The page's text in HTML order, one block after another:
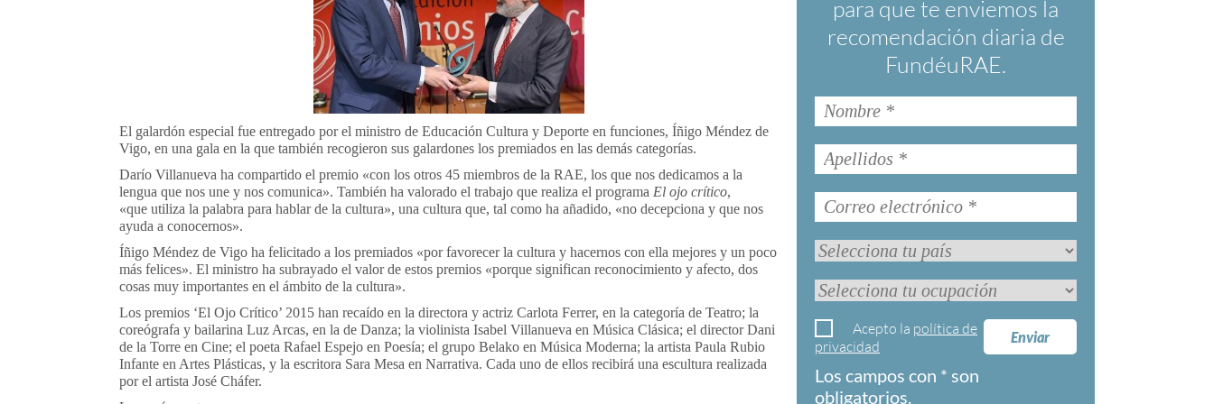
para que te enviemos la
recomendación diaria de
FundéuRAE.
Enviar
Acepto la política de
privacidad
Los campos con * son
obligatorios.
El galardón especial fue entregado por el ministro de Educación Cultura y Deporte en funciones, Íñigo Méndez de
Vigo, en una gala en la que también recogieron sus galardones los premiados en las demás categorías.
Darío Villanueva ha compartido el premio «con los otros 45 miembros de la RAE, los que nos dedicamos a la
lengua que nos une y nos comunica». También ha valorado el trabajo que realiza el programa El ojo crítico,
«que utiliza la palabra para hablar de la cultura», una cultura que, tal como ha añadido, «no decepciona y que nos
ayuda a conocernos».
Íñigo Méndez de Vigo ha felicitado a los premiados «por favorecer la cultura y hacernos con ella mejores y un poco
más felices». El ministro ha subrayado el valor de estos premios «porque significan reconocimiento y afecto, dos
cosas muy importantes en el ámbito de la cultura».
Los premios ‘El Ojo Crítico’ 2015 han recaído en la directora y actriz Carlota Ferrer, en la categoría de Teatro; la
coreógrafa y bailarina Luz Arcas, en la de Danza; la violinista Isabel Villanueva en Música Clásica; el director Dani
de la Torre en Cine; el poeta Rafael Espejo en Poesía; el grupo Belako en Música Moderna; la artista Paula Rubio
Infante en Artes Plásticas, y la escritora Sara Mesa en Narrativa. Cada uno de ellos recibirá una escultura realizada
por el artista José Cháfer.